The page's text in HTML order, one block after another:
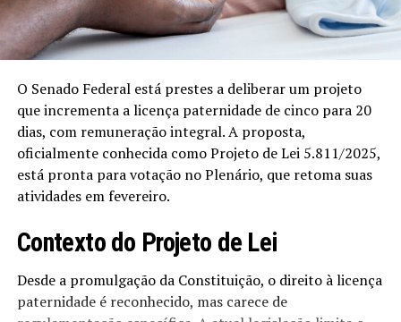
O Senado Federal está prestes a deliberar um projeto
que incrementa a licença paternidade de cinco para 20
dias, com remuneração integral. A proposta,
oficialmente conhecida como Projeto de Lei 5.811/2025,
está pronta para votação no Plenário, que retoma suas
atividades em fevereiro.
Contexto do Projeto de Lei
Desde a promulgação da Constituição, o direito à licença
paternidade é reconhecido, mas carece de